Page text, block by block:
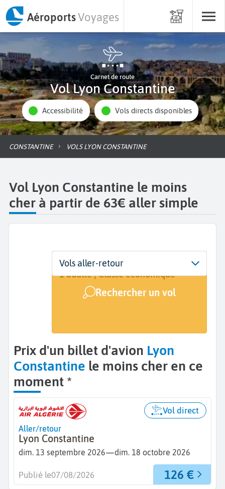
AéroportsVoyages
Carnet de route
Vol Lyon Constantine
Accessibilité Vols directs disponibles
CONSTANTINE VOLS LYON CONSTANTINE
Vol Lyon Constantine le moins
cher à partir de 63€ aller simple
Départ
Lyon (LYS)
Dates
13 sept. - 18 oct.
Voyageurs | Classe
1 adulte | Classe économique
Rechercher un vol
Vols aller-retour
Prix d'un billet d'avion Lyon
Constantine le moins cher en ce
moment *
Aller/retour
Lyon Constantine
dim. 13 septembre 2026—dim. 18 octobre 2026
Vol direct
126 €
Publié le07/08/2026